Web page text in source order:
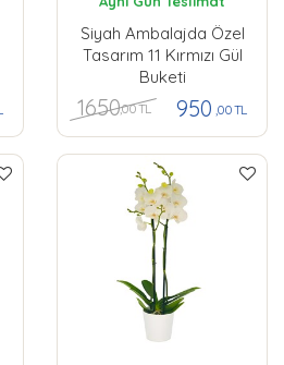
Siyah Ambalajda Özel
Tasarım 11 Kırmızı Gül
Buketi
1650,00 TL 950 ,00 TL